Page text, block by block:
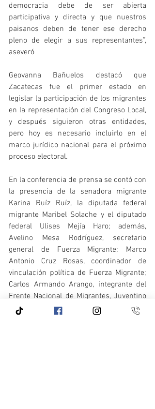
democracia debe de ser abierta
participativa y directa y que nuestros
paisanos deben de tener ese derecho
pleno de elegir a sus representantes”,
aseveró
Geovanna Bañuelos destacó que
Zacatecas fue el primer estado en
legislar la participación de los migrantes
en la representación del Congreso Local,
y después siguieron otras entidades,
pero hoy es necesario incluirlo en el
marco jurídico nacional para el próximo
proceso electoral.
En la conferencia de prensa se contó con
la presencia de la senadora migrante
Karina Ruíz Ruíz, la diputada federal
migrante Maribel Solache y el diputado
federal Ulises Mejía Haro; además,
Avelino Mesa Rodríguez, secretario
general de Fuerza Migrante; Marco
Antonio Cruz Rosas, coordinador de
vinculación política de Fuerza Migrante;
Carlos Armando Arango, integrante del
Frente Nacional de Migrantes, Juventino
Montiel García, representante de Casa